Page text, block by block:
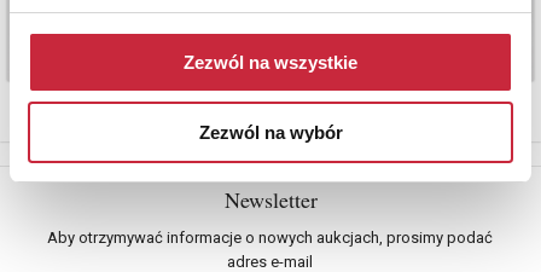
Zezwól na wszystkie
Zezwól na wybór
Newsletter
Aby otrzymywać informacje o nowych aukcjach, prosimy podać
adres e-mail